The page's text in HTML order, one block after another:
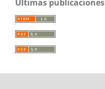
Últimas publicaciones